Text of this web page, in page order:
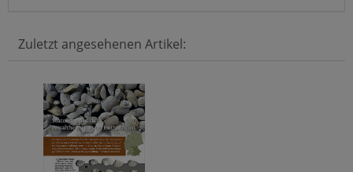
Zuletzt angesehenen Artikel: